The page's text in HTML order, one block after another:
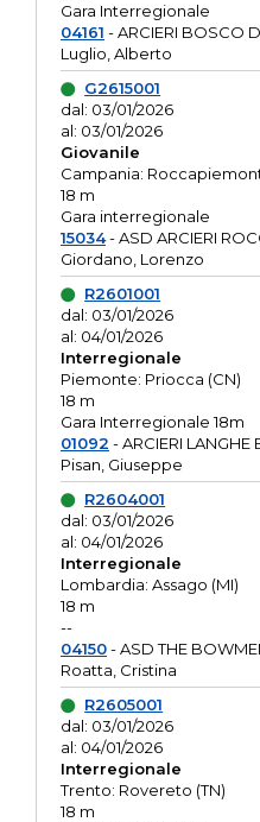
Gara Interregionale
04161 - ARCIERI BOSCO
Luglio, Alberto
G2615001
dal: 03/01/2026
al: 03/01/2026
Giovanile
Campania:
18 m
Gara interregionale
15034- ASD ARCIERI
Giordano, Lorenzo
R2601001
dal: 03/01/2026
al: 04/01/2026
Interregionale
Piemonte: Priocca (CN)
18 m
Gara Interregionale 18m
01092 - ARCIERI LANGHE
Pisan, Giuseppe
R2604001
dal: 03/01/2026
al: 04/01/2026
Interregionale
Lombardia: Assago (MI)
18 m
--
04150- ASD THE
Roatta, Cristina
R2605001
dal: 03/01/2026
al: 04/01/2026
Interregionale
Trento: Rovereto (TN)
18 m